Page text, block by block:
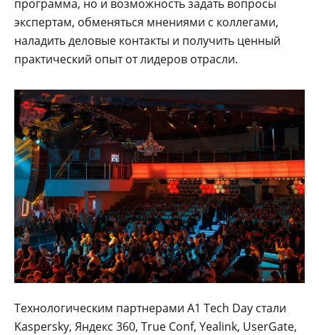
программа, но и возможность задать вопросы
экспертам, обменяться мнениями с коллегами,
наладить деловые контакты и получить ценный
практический опыт от лидеров отрасли.
Технологическим партнерами A1 Tech Day стали
Kaspersky, Яндекс 360, True Conf, Yealink, UserGate,